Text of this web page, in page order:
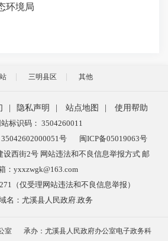
境局
日
三明县区 其他
隐私声明 站点地图
使用帮助
站标识码： 3504260011
35042602000051号
闽ICP备05019063号
设西街2号 网站违法和不良信息举报方式 邮
：yxxzwgk@163.com
（仅受理网站违法和不良信息举报）
名：尤溪县人民政府.政务
室 承办：尤溪县人民政府办公室电子政务科